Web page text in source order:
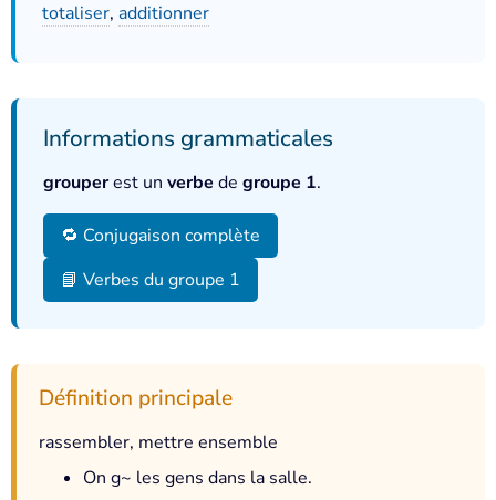
totaliser, additionner
Informations grammaticales
grouperest un verbe de groupe 1.
🔁 Conjugaison complète
📘 Verbes du groupe 1
Définition principale
rassembler, mettre ensemble
On g~ les gens dans la salle.